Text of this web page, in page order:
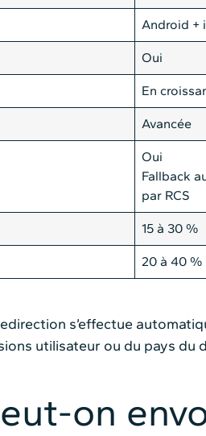
Android +
Oui
En
Avancée
Oui
Fallback
par RCS
15 à 30 %
20 à 40 %
s’effectue
utilisateur ou du pays du
on